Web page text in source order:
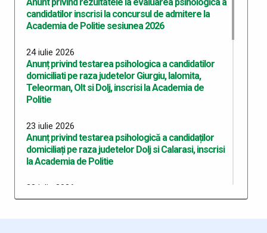
candidatilor inscrisi la concursul de admitere la
Academia de Politie sesiunea 2026
24 iulie 2026
Anunț privind testarea psihologica a candidatilor
domiciliati pe raza judetelor Giurgiu, Ialomita,
Teleorman, Olt si Dolj, inscrisi la Academia de
Politie
23 iulie 2026
Anunț privind testarea psihologică a candidaților
domiciliați pe raza judetelor Dolj si Calarasi, inscrisi
la Academia de Politie
22 iulie 2026
Anunț privind testarea psihologică a candidaților